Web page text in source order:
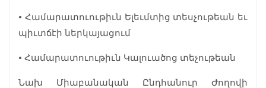
• Համարատուութիւն Ելեւմտից տեսչութեան եւ
պիւտճէի ներկայացում
• Համարատուութիւն Կալուածոց տեչութեան
Նախ Միաբանական Ընդհանուր Ժողովի